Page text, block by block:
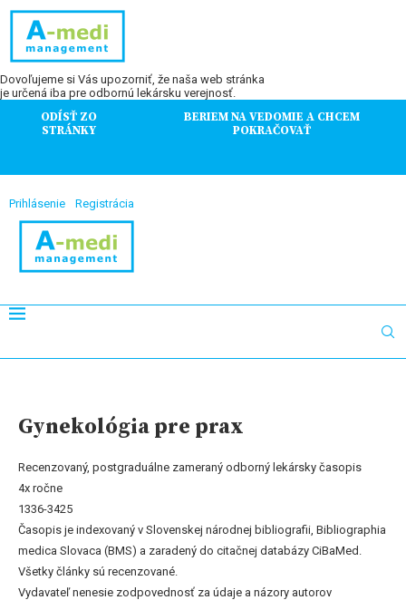
Dovoľujeme si Vás upozorniť, že naša web stránka
je určená iba pre odbornú lekársku verejnosť.
ODÍSŤ ZO
STRÁNKY
BERIEM NA VEDOMIE A CHCEM
POKRAČOVAŤ
Prihlásenie Registrácia
Gynekológia pre prax
Recenzovaný, postgraduálne zameraný odborný lekársky časopis
4x ročne
1336-3425
Časopis je indexovaný v Slovenskej národnej bibliografii, Bibliographia
medica Slovaca (BMS) a zaradený do citačnej databázy CiBaMed.
Všetky články sú recenzované.
Vydavateľ nenesie zodpovednosť za údaje a názory autorov